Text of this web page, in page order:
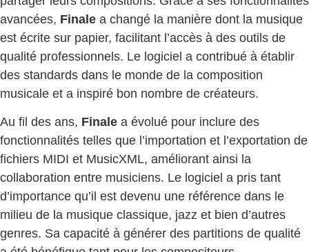
avancées, Finale a changé la manière dont la musique
est écrite sur papier, facilitant l’accès à des outils de
qualité professionnels. Le logiciel a contribué à établir
des standards dans le monde de la composition
musicale et a inspiré bon nombre de créateurs.
Au fil des ans, Finale a évolué pour inclure des
fonctionnalités telles que l’importation et l’exportation de
fichiers MIDI et MusicXML, améliorant ainsi la
collaboration entre musiciens. Le logiciel a pris tant
d’importance qu’il est devenu une référence dans le
milieu de la musique classique, jazz et bien d’autres
genres. Sa capacité à générer des partitions de qualité